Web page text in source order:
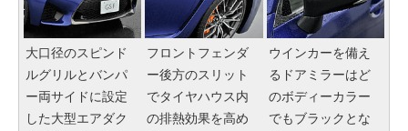
大口径のスピンド
ルグリルとバンパ
ー両サイドに設定
した大型エアダク
フロントフェンダ
ー後方のスリット
でタイヤハウス内
の排熱効果を高め
ウインカーを備え
るドアミラーはど
のボディーカラー
でもブラックとな